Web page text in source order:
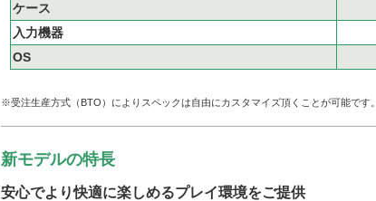
ケース
入力機器
OS
※受注生産方式（BTO）によりスペックは自由にカスタマイズ頂くことが可能です。
新モデルの特長
安心でより快適に楽しめるプレイ環境をご提供